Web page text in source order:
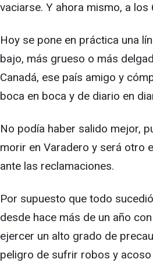
vaciarse. Y ahora mismo, a
Hoy se pone en práctica una
bajo, más grueso o más
Canadá, ese país amigo y
boca en boca y de diario en
No podía haber salido mejor,
morir en Varadero y será otro
ante las reclamaciones.
Por supuesto que todo
desde hace más de un año
ejercer un alto grado de
peligro de sufrir robos y acoso